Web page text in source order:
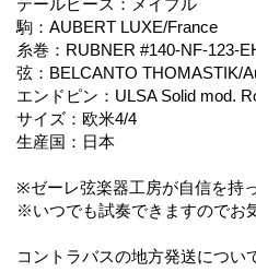
テールピース：メイプル
駒：AUBERT LUXE/France
糸巻：RUBNER #140-NF-123-
弦：BELCANTO THOMASTIK/
エンドピン：ULSA Solid mod.
サイズ：欧米4/4
生産国：日本
※ゼーレ弦楽器工房が自信を持
※いつでも試奏できますのでお
コントラバスの地方発送につい